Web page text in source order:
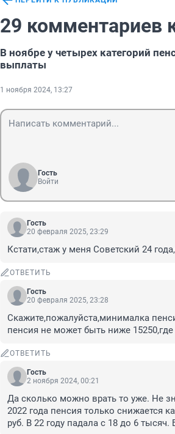
29 комментариев
В ноябре у четырех категорий
выплаты
1 ноября 2024, 13:27
Гость
Войти
Гость
20 февраля 2025, 23:29
Кстати,стаж у меня Советский 24
ОТВЕТИТЬ
Гость
20 февраля 2025, 23:28
Скажите,пожалуйста,минималка
пенсия не может быть ниже 15250,где
ОТВЕТИТЬ
Гость
2 ноября 2024, 00:21
Да сколько можно врать то уже. Не
2022 года пенсия только снижается
руб. В 22 году падала с 18 до 6